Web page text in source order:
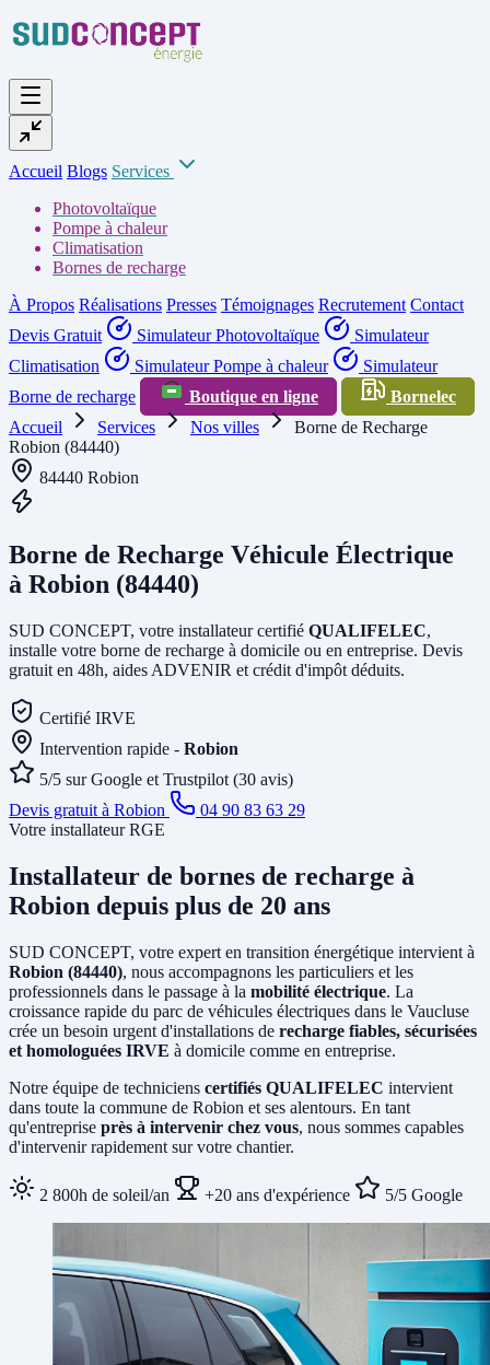
Accueil Blogs Services
Photovoltaïque
Pompe à chaleur
Climatisation
Bornes de recharge
À Propos Réalisations Presses Témoignages Recrutement Contact
Devis Gratuit
Simulateur Photovoltaïque
Simulateur
Climatisation
Simulateur Pompe à chaleur
Simulateur
Borne de recharge
Boutique en ligne
Bornelec
Accueil
Services Nos villes
Borne de Recharge
Robion (84440)
84440 Robion
Borne de Recharge Véhicule Électrique
à Robion (84440)
SUD CONCEPT, votre installateur certifié QUALIFELEC,
installe votre borne de recharge à domicile ou en entreprise. Devis
gratuit en 48h, aides ADVENIR et crédit d'impôt déduits.
Certifié IRVE
Intervention rapide - Robion
5/5 sur Google et Trustpilot (30 avis)
Devis gratuit à Robion
04 90 83 63 29
Votre installateur RGE
Installateur de bornes de recharge à
Robion depuis plus de 20 ans
SUD CONCEPT, votre expert en transition énergétique intervient à
Robion (84440), nous accompagnons les particuliers et les
professionnels dans le passage à la mobilité électrique. La
croissance rapide du parc de véhicules électriques dans le Vaucluse
crée un besoin urgent d'installations de recharge fiables, sécurisées
et homologuées IRVE à domicile comme en entreprise.
Notre équipe de techniciens certifiés QUALIFELEC intervient
dans toute la commune de Robion et ses alentours. En tant
qu'entreprise près à intervenir chez vous, nous sommes capables
d'intervenir rapidement sur votre chantier.
2 800h de soleil/an +20 ans d'expérience 5/5 Google